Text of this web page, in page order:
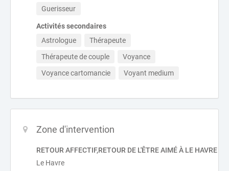
Guerisseur
Activités secondaires
Astrologue
Thérapeute
Thérapeute de couple
Voyance
Voyance cartomancie
Voyant medium
Zone d'intervention
RETOUR AFFECTIF,RETOUR DE L'ÊTRE AIMÉ À LE HAVRE
Le Havre